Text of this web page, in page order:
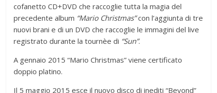
cofanetto CD+DVD che raccoglie tutta la magia del
precedente album “Mario Christmas”con l’aggiunta di tre
nuovi brani e di un DVD che raccoglie le immagini del live
registrato durante la tournèe di “Sun”.
A gennaio 2015 “Mario Christmas” viene certificato
doppio platino.
Il 5 maggio 2015 esce il nuovo disco di inediti “Beyond”